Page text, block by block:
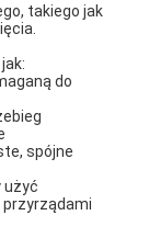
takiego jak
do
spójne
użyć